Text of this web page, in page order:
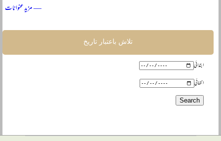
— مزید عنوانات
تلاش باعتبار تاریخ
ابتدائی
انتہائی